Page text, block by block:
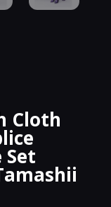
Cloth
Set